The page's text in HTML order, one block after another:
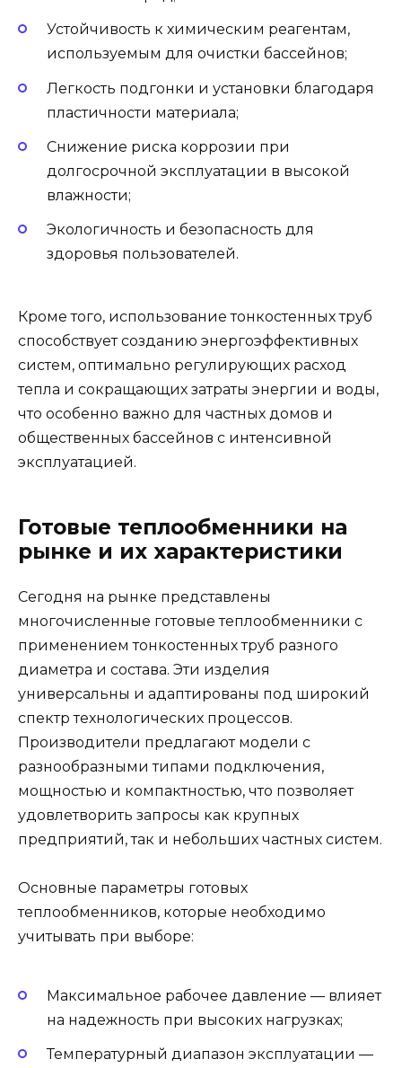
Устойчивость к химическим реагентам,
используемым для очистки бассейнов;
Легкость подгонки и установки благодаря
пластичности материала;
Снижение риска коррозии при
долгосрочной эксплуатации в высокой
влажности;
Экологичность и безопасность для
здоровья пользователей.
Кроме того, использование тонкостенных труб
способствует созданию энергоэффективных
систем, оптимально регулирующих расход
тепла и сокращающих затраты энергии и воды,
что особенно важно для частных домов и
общественных бассейнов с интенсивной
эксплуатацией.
Готовые теплообменники на
рынке и их характеристики
Сегодня на рынке представлены
многочисленные готовые теплообменники с
применением тонкостенных труб разного
диаметра и состава. Эти изделия
универсальны и адаптированы под широкий
спектр технологических процессов.
Производители предлагают модели с
разнообразными типами подключения,
мощностью и компактностью, что позволяет
удовлетворить запросы как крупных
предприятий, так и небольших частных систем.
Основные параметры готовых
теплообменников, которые необходимо
учитывать при выборе:
Максимальное рабочее давление — влияет
на надежность при высоких нагрузках;
Температурный диапазон эксплуатации —